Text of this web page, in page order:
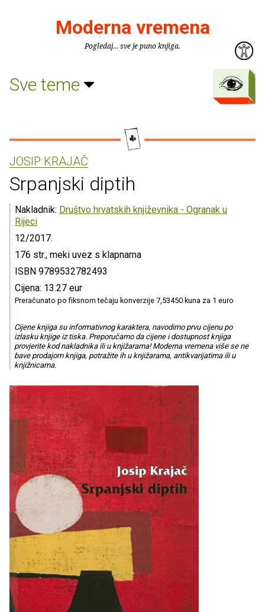
Moderna vremena
Pogledaj... sve je puno knjiga.
Sve teme
JOSIP KRAJAČ
Srpanjski diptih
Nakladnik: Društvo hrvatskih književnika - Ogranak u
Rijeci
12/2017.
176 str., meki uvez s klapnama
ISBN 9789532782493
Cijena: 13.27 eur
Preračunato po fiksnom tečaju konverzije 7,53450 kuna za 1 euro
Cijene knjiga su informativnog karaktera, navodimo prvu cijenu po
izlasku knjige iz tiska. Preporučamo da cijene i dostupnost knjiga
provjerite kod nakladnika ili u knjižarama! Moderna vremena više se ne
bave prodajom knjiga, potražite ih u knjižarama, antikvarijatima ili u
knjižnicama.